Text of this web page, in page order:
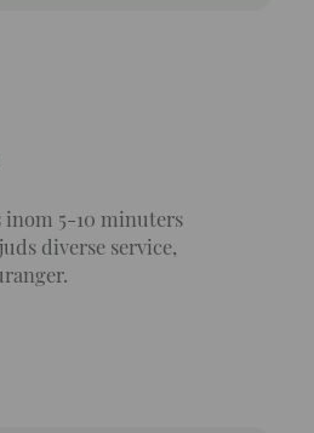
inom 5-10 minuters
diverse service,